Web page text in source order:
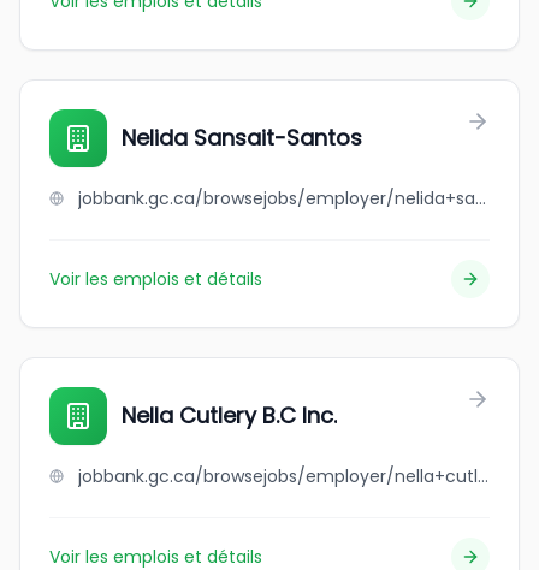
Nelida Sansait-Santos
jobbank.gc.ca/browsejobs/employer/nelida+sansait-santos/ca
Voir les emplois et détails
Nella Cutlery B.C Inc.
jobbank.gc.ca/browsejobs/employer/nella+cutlery+b.c+inc./ca
Voir les emplois et détails